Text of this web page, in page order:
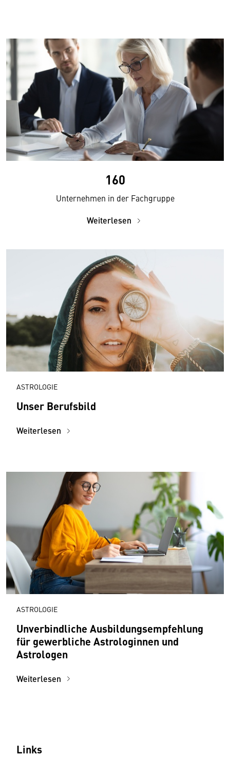
160
Unternehmen in der Fachgruppe
Weiterlesen
ASTROLOGIE
Unser Berufsbild
Weiterlesen
ASTROLOGIE
Unverbindliche Ausbildungsempfehlung
für gewerbliche Astrologinnen und
Astrologen
Weiterlesen
Links